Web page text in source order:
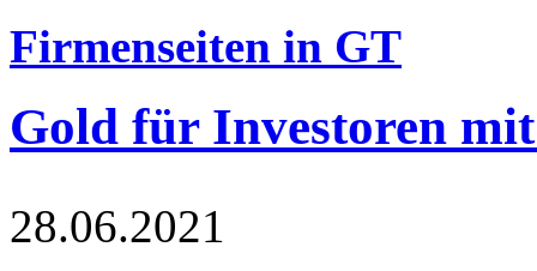
Firmenseiten in GT
Gold für Investoren
28.06.2021